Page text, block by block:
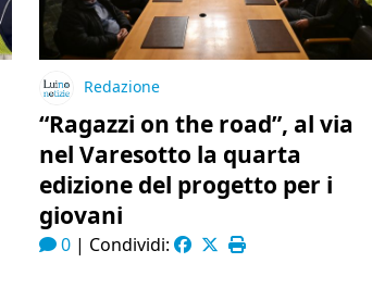
Redazione
“Ragazzi on the road”, al via
nel Varesotto la quarta
edizione del progetto per i
giovani
0 | Condividi: